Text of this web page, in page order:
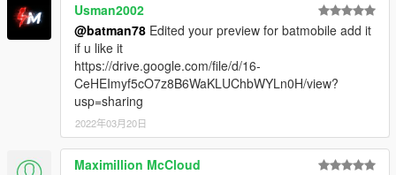
Usman2002
@batman78 Edited your preview for batmobile add it
if u like it
https://drive.google.com/file/d/16-
CeHEImyf5cO7z8B6WaKLUChbWYLn0H/view?
usp=sharing
2022年03月20日
Maximillion McCloud